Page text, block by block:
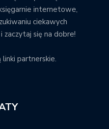
internetowe,
ciekawych
się na dobre!
partnerskie.